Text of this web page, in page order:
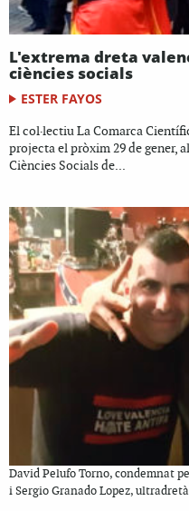
L'extrema dreta
ciències socials
ESTER FAYOS
El col·lectiu La Comarca
projecta el pròxim 29 de gener,
Ciències Socials de...
David Pelufo Torno, condemnat
i Sergio Granado Lopez,